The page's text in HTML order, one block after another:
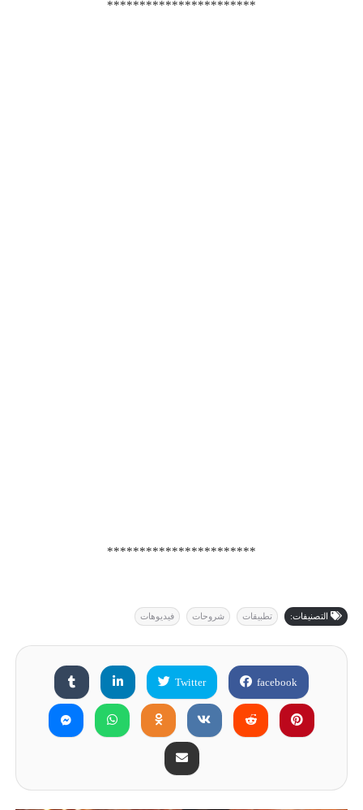
***********************
***********************
التصنيفات: تطبيقات شروحات فيديوهات
facebook
Twitter